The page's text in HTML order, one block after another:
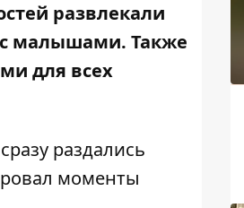
развлекали
малышами. Также
для всех
раздались
моменты